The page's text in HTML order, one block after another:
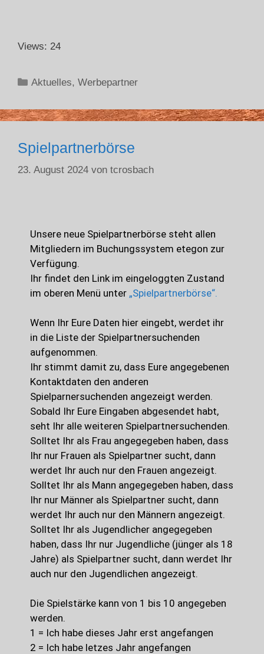
Views: 24
Aktuelles,Werbepartner
Spielpartnerbörse
23. August 2024 von tcrosbach
Unsere neue Spielpartnerbörse steht allen
Mitgliedern im Buchungssystem etegon zur
Verfügung.
Ihr findet den Link im eingeloggten Zustand
im oberen Menü unter „Spielpartnerbörse“.
Wenn Ihr Eure Daten hier eingebt, werdet ihr
in die Liste der Spielpartnersuchenden
aufgenommen.
Ihr stimmt damit zu, dass Eure angegebenen
Kontaktdaten den anderen
Spielparnersuchenden angezeigt werden.
Sobald Ihr Eure Eingaben abgesendet habt,
seht Ihr alle weiteren Spielpartnersuchenden.
Solltet Ihr als Frau angegegeben haben, dass
Ihr nur Frauen als Spielpartner sucht, dann
werdet Ihr auch nur den Frauen angezeigt.
Solltet Ihr als Mann angegegeben haben, dass
Ihr nur Männer als Spielpartner sucht, dann
werdet Ihr auch nur den Männern angezeigt.
Solltet Ihr als Jugendlicher angegegeben
haben, dass Ihr nur Jugendliche (jünger als 18
Jahre) als Spielpartner sucht, dann werdet Ihr
auch nur den Jugendlichen angezeigt.
Die Spielstärke kann von 1 bis 10 angegeben
werden.
1 = Ich habe dieses Jahr erst angefangen
2 = Ich habe letzes Jahr angefangen